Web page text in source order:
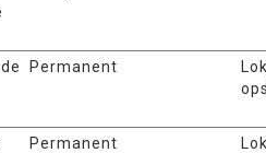
Permanent
Permanent